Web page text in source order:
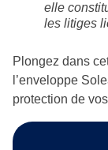
elle
les litiges
Plongez dans
l’enveloppe
protection de